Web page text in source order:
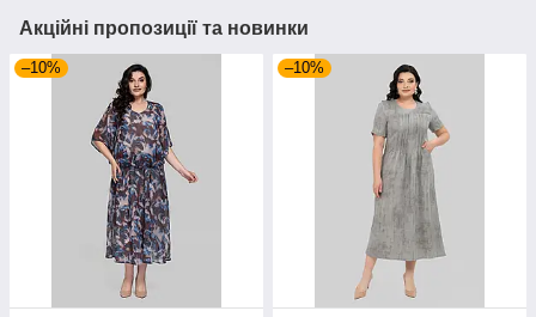
Акційні пропозиції та новинки
–10% –10%